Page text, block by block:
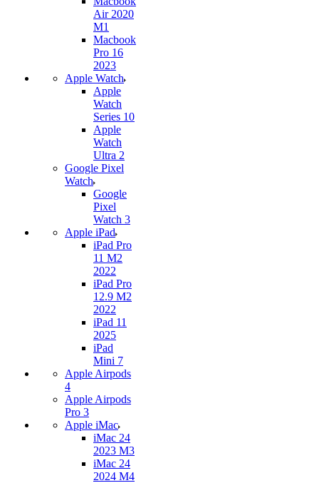
Air 2020
M1
Macbook
Pro 16
2023
Apple Watch
Apple
Watch
Series 10
Apple
Watch
Ultra 2
Google Pixel
Watch
Google
Pixel
Watch 3
Apple iPad
iPad Pro
11 M2
2022
iPad Pro
12.9 M2
2022
iPad 11
2025
iPad
Mini 7
Apple Airpods
4
Apple Airpods
Pro 3
Apple iMac
iMac 24
2023 M3
iMac 24
2024 M4